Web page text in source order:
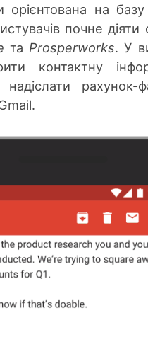
на
почне діяти
та Prosperworks. У
контактну
рахунок-